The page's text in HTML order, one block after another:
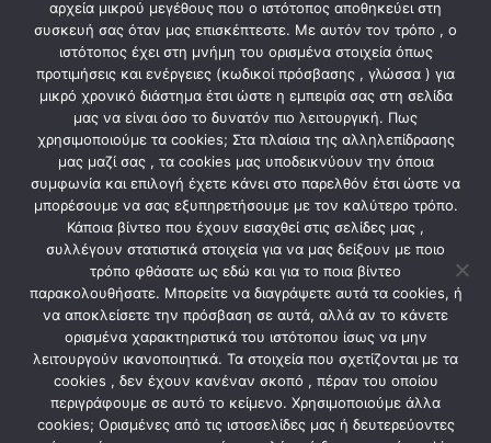
• Προϊόντος: 39 x 39 x 45 (εκατοστά)
• Συσκευασίας: 34 x 32 x 22 (εκατοστά)
• Βάρος σε συσκευασία: 0,921 kg
ΣΧΕΤΙΚΆ ΠΡΟΪΌΝΤΑ
αρχεία μικρού μεγέθους που ο ιστότοπος αποθηκεύει στη
συσκευή σας όταν μας επισκέπτεστε. Με αυτόν τον τρόπο , ο
ιστότοπος έχει στη μνήμη του ορισμένα στοιχεία όπως
προτιμήσεις και ενέργειες (κωδικοί πρόσβασης , γλώσσα ) για
μικρό χρονικό διάστημα έτσι ώστε η εμπειρία σας στη σελίδα
μας να είναι όσο το δυνατόν πιο λειτουργική. Πως
χρησιμοποιούμε τα cookies; Στα πλαίσια της αλληλεπίδρασης
μας μαζί σας , τα cookies μας υποδεικνύουν την όποια
συμφωνία και επιλογή έχετε κάνει στο παρελθόν έτσι ώστε να
μπορέσουμε να σας εξυπηρετήσουμε με τον καλύτερο τρόπο.
Κάποια βίντεο που έχουν εισαχθεί στις σελίδες μας ,
συλλέγουν στατιστικά στοιχεία για να μας δείξουν με ποιο
τρόπο φθάσατε ως εδώ και για το ποια βίντεο
παρακολουθήσατε. Μπορείτε να διαγράψετε αυτά τα cookies, ή
να αποκλείσετε την πρόσβαση σε αυτά, αλλά αν το κάνετε
ορισμένα χαρακτηριστικά του ιστότοπου ίσως να μην
λειτουργούν ικανοποιητικά. Τα στοιχεία που σχετίζονται με τα
cookies , δεν έχουν κανέναν σκοπό , πέραν του οποίου
περιγράφουμε σε αυτό το κείμενο. Χρησιμοποιούμε άλλα
cookies; Ορισμένες από τις ιστοσελίδες μας ή δευτερεύοντες